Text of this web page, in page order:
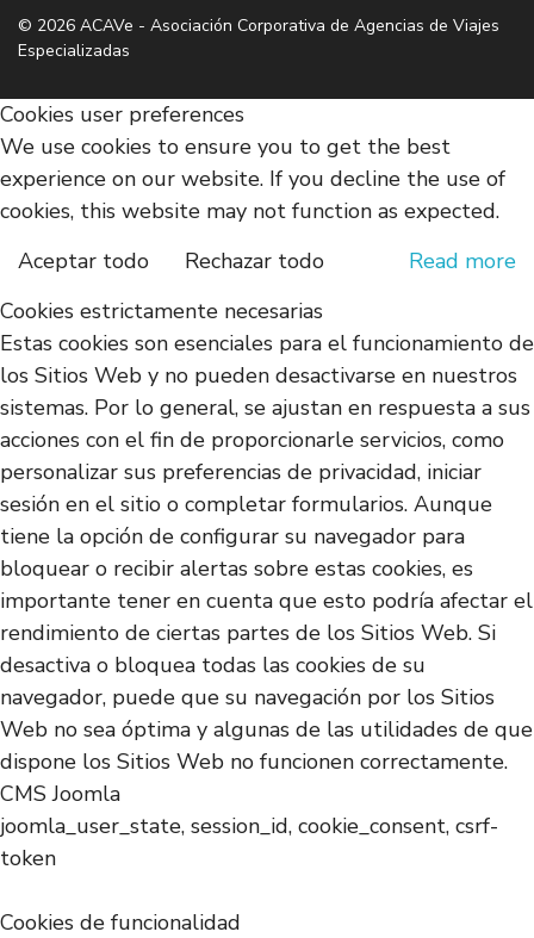
© 2026 ACAVe - Asociación Corporativa de Agencias de Viajes
Especializadas
Cookies user preferences
We use cookies to ensure you to get the best
experience on our website. If you decline the use of
cookies, this website may not function as expected.
Aceptar todo
Rechazar todo
Read more
Cookies estrictamente necesarias
Estas cookies son esenciales para el funcionamiento de
los Sitios Web y no pueden desactivarse en nuestros
sistemas. Por lo general, se ajustan en respuesta a sus
acciones con el fin de proporcionarle servicios, como
personalizar sus preferencias de privacidad, iniciar
sesión en el sitio o completar formularios. Aunque
tiene la opción de configurar su navegador para
bloquear o recibir alertas sobre estas cookies, es
importante tener en cuenta que esto podría afectar el
rendimiento de ciertas partes de los Sitios Web. Si
desactiva o bloquea todas las cookies de su
navegador, puede que su navegación por los Sitios
Web no sea óptima y algunas de las utilidades de que
dispone los Sitios Web no funcionen correctamente.
CMS Joomla
joomla_user_state, session_id, cookie_consent, csrf-
token
Cookies de funcionalidad